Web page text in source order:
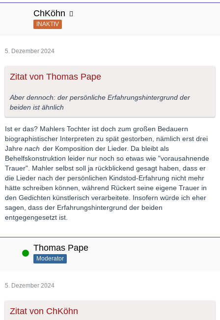
ChKöhn
INAKTIV
5. Dezember 2024
Zitat von Thomas Pape
Aber dennoch: der persönliche Erfahrungshintergrund der
beiden ist ähnlich
Ist er das? Mahlers Tochter ist doch zum großen Bedauern
biographistischer Interpreten zu spät gestorben, nämlich erst drei
Jahre nach der Komposition der Lieder. Da bleibt als
Behelfskonstruktion leider nur noch so etwas wie "vorausahnende
Trauer". Mahler selbst soll ja rückblickend gesagt haben, dass er
die Lieder nach der persönlichen Kindstod-Erfahrung nicht mehr
hätte schreiben können, während Rückert seine eigene Trauer in
den Gedichten künstlerisch verarbeitete. Insofern würde ich eher
sagen, dass der Erfahrungshintergrund der beiden
entgegengesetzt ist.
Online Thomas Pape
Moderator
5. Dezember 2024
Zitat von ChKöhn